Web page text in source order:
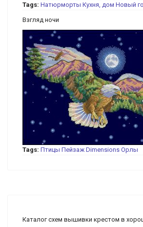
Tags: Натюрморты Кухня, дом Новый
Взгляд ночи
Tags: Птицы Пейзаж Dimensions Орлы
Каталог схем вышивки крестом в